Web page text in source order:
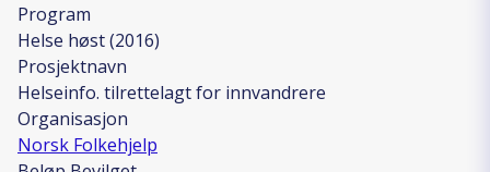
Program
Helse høst (2016)
Prosjektnavn
Helseinfo. tilrettelagt for innvandrere
Organisasjon
Norsk Folkehjelp